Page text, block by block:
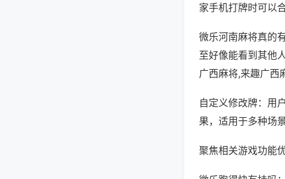
家手机打牌时可以
微乐河南麻将真的
至好像能看到其他
广西麻将,来趣广西
自定义修改牌：用
果，适用于多种场
聚焦相关游戏功能